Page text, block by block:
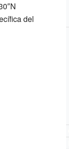
del